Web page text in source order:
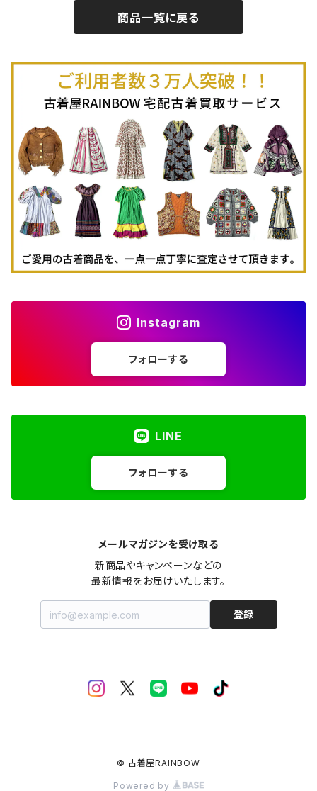
古着ポロシャツ
古着長袖ポロシャツ
古着スウェット
古着パーカー
古着タンクトップ
古着羽織り
古着ミニ丈スカート (丈56-75cm)
Autumn / Winter
商品一覧に戻る
Instagram
フォローする
LINE
フォローする
メールマガジンを受け取る
新商品やキャンペーンなどの
最新情報をお届けいたします。
登録
© 古着屋RAINBOW
Powered by